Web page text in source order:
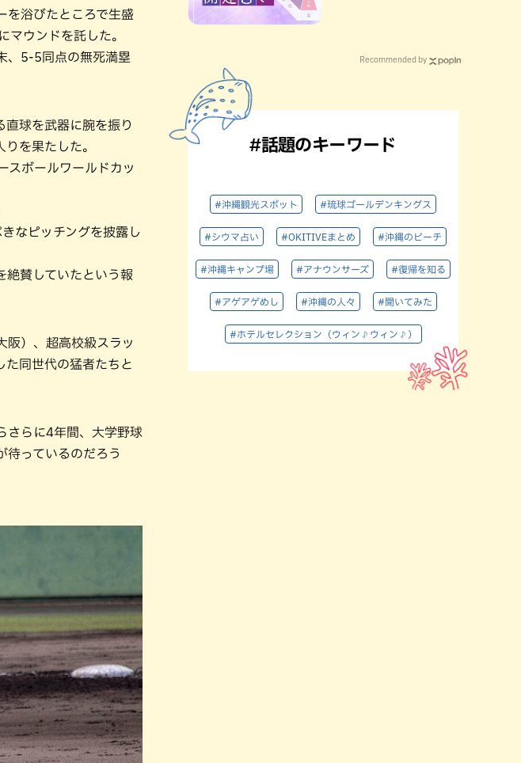
を浴びたところで生盛
マウンドを託した。
、5-5同点の無死満塁
直球を武器に腕を振り
を果たした。
スボールワールドカッ
なピッチングを披露し
絶賛していたという報
阪）、超高校級スラッ
た同世代の猛者たちと
さらに4年間、大学野球
待っているのだろう
Recommended by
#話題のキーワード
#沖縄観光スポット #琉球ゴールデンキングス
#シウマ占い #OKITIVEまとめ #沖縄のビーチ
#沖縄キャンプ場 #アナウンサーズ #復帰を知る
#アゲアゲめし #沖縄の人々 #聞いてみた
#ホテルセレクション（ウィン♪ウィン♪）